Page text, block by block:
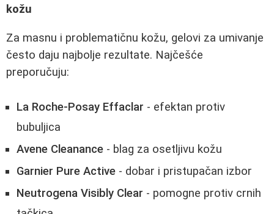
kožu
Za masnu i problematičnu kožu, gelovi za umivanje
često daju najbolje rezultate. Najčešće
preporučuju:
La Roche-Posay Effaclar - efektan protiv
bubuljica
Avene Cleanance - blag za osetljivu kožu
Garnier Pure Active - dobar i pristupačan izbor
Neutrogena Visibly Clear - pomogne protiv crnih